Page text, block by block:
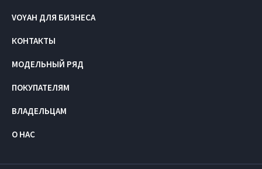
VOYAH ДЛЯ БИЗНЕСА
КОНТАКТЫ
МОДЕЛЬНЫЙ РЯД
ПОКУПАТЕЛЯМ
ВЛАДЕЛЬЦАМ
О НАС